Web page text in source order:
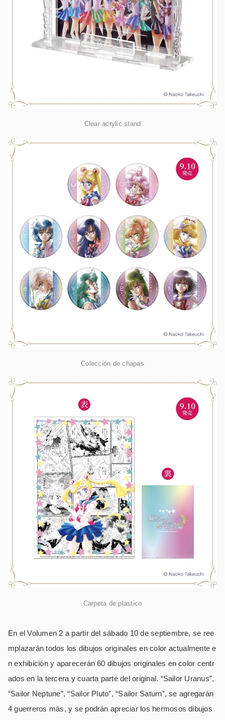
Clear acrylic stand
Colección de chapas
Carpeta de plastico
En el Volumen 2 a partir del sábado 10 de septiembre, se ree
mplazarán todos los dibujos originales en color actualmente e
n exhibición y aparecerán 60 dibujos originales en color centr
ados en la tercera y cuarta parte del original. “Sailor Uranus”,
“Sailor Neptune”, “Sailor Pluto”, “Sailor Saturn”, se agregarán
4 guerreros más, y se podrán apreciar los hermosos dibujos